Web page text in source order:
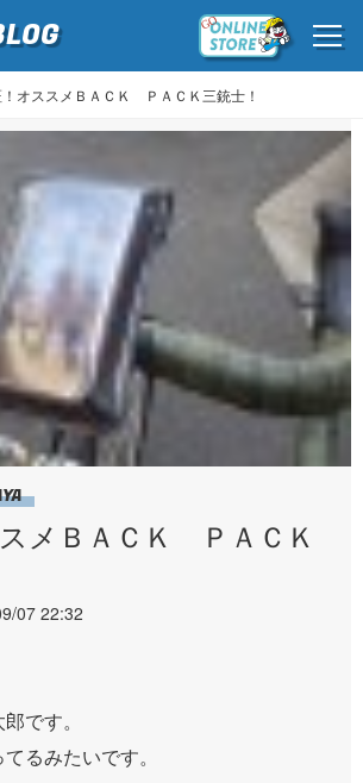
オススメＢＡＣＫ ＰＡＣＫ三銃士！
メＢＡＣＫ ＰＡＣＫ
07 22:32
です。
るみたいです。